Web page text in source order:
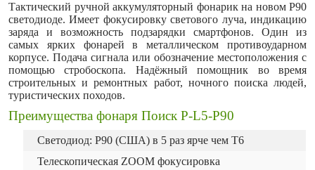
Тактический ручной аккумуляторный фонарик на новом P90
светодиоде. Имеет фокусировку светового луча, индикацию
заряда и возможность подзарядки смартфонов. Один из
самых ярких фонарей в металлическом противоударном
корпусе. Подача сигнала или обозначение местоположения с
помощью стробоскопа. Надёжный помощник во время
строительных и ремонтных работ, ночного поиска людей,
туристических походов.
Преимущества фонаря Поиск P-L5-P90
Светодиод: P90 (США) в 5 раз ярче чем T6
Телескопическая ZOOM фокусировка